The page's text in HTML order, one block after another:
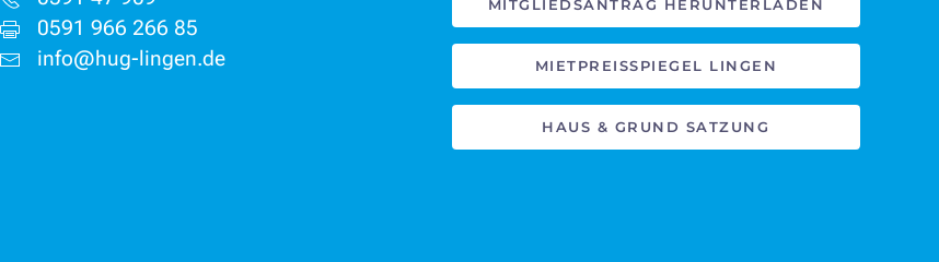
0591 966 266 85
info@hug-lingen.de
MITGLIEDSANTRAG HERUNTERLADEN
MIETPREISSPIEGEL LINGEN
HAUS & GRUND SATZUNG